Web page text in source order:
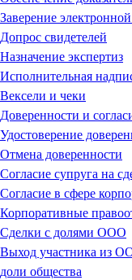
Заверение
Допрос свидетелей
Назначение экспертиз
Исполнительная
Вексели и чеки
Доверенности и
Удостоверение
Отмена доверенности
Согласие супруга на
Согласие в сфере
Корпоративные
Сделки с долями ООО
Выход участника из
доли общества